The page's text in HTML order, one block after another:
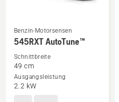
Mehr
Details
zu
AutoTune™
Benzin-Motorsensen
545RXT AutoTune™
Schnittbreite
49 cm
Ausgangsleistung
2.2 kW